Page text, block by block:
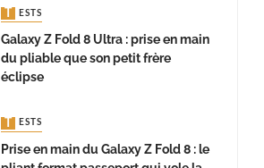
TESTS
Galaxy Z Fold 8 Ultra : prise en main
du pliable que son petit frère
éclipse
TESTS
Prise en main du Galaxy Z Fold 8 : le